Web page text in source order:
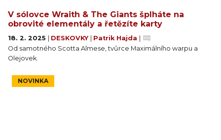
V sólovce Wraith & The Giants šplháte na
obrovité elementály a řetězíte karty
18. 2. 2025 DESKOVKY Patrik Hajda
Od samotného Scotta Almese, tvůrce Maximálního warpu a
Olejovek.
NOVINKA